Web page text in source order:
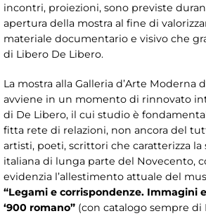
incontri, proiezioni, sono previste
apertura della mostra al fine di
materiale documentario e visivo che
di Libero De Libero.
La mostra alla Galleria d’Arte Moderna
avviene in un momento di rinnovato
di De Libero, il cui studio è
fitta rete di relazioni, non ancora del
artisti, poeti, scrittori che caratterizza la
italiana di lunga parte del Novecento,
evidenzia l’allestimento attuale del
“Legami e corrispondenze. Immagini
‘900 romano” (con catalogo sempre di